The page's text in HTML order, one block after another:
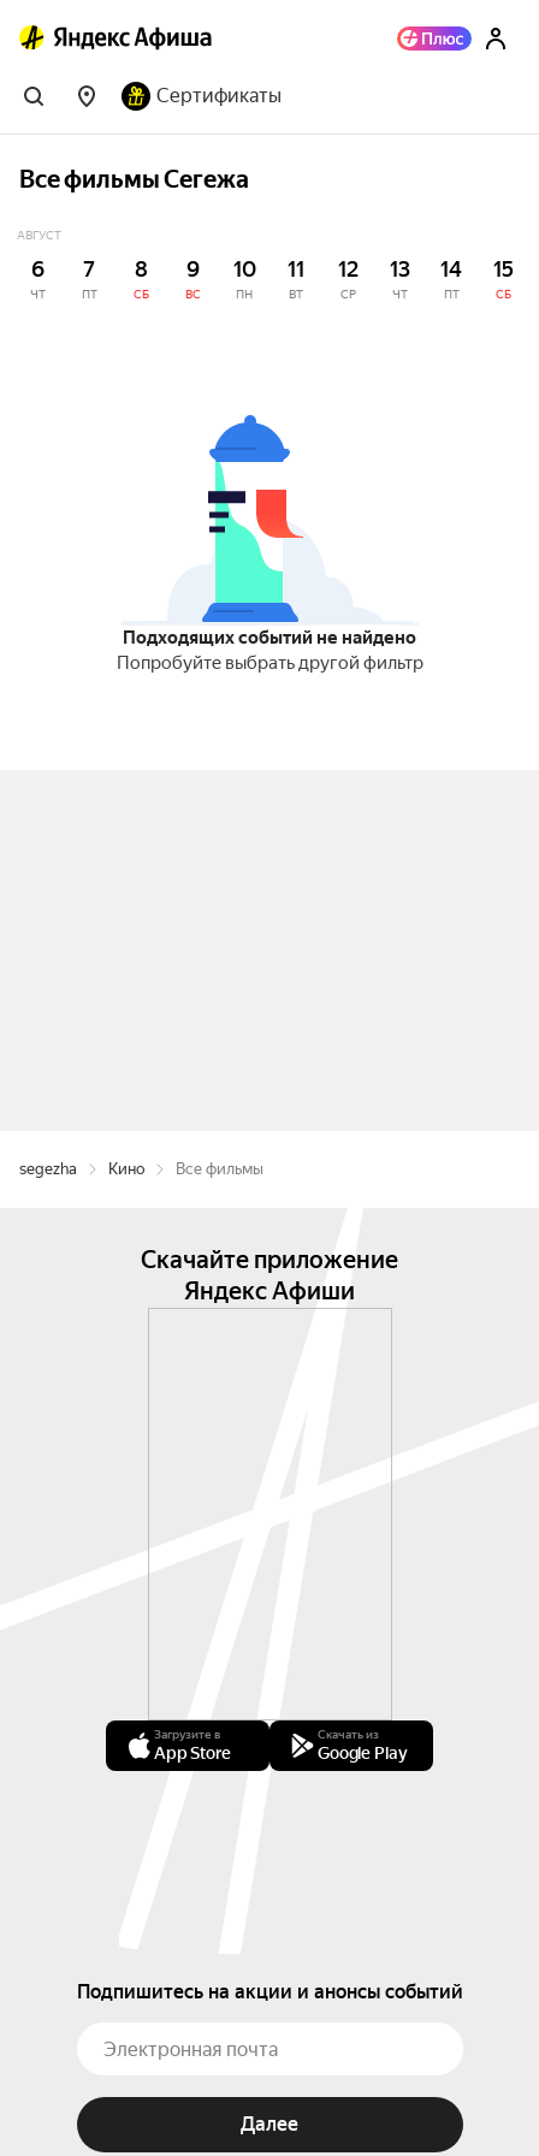
Сертификаты
Все фильмы Сегежа
АВГУСТ
6
ЧТ
7
ПТ
8
СБ
9
ВС
10
ПН
11
ВТ
12
СР
13
ЧТ
14
ПТ
15
СБ
Подходящих событий не найдено
Попробуйте выбрать другой фильтр
segezha Кино Все фильмы
Скачайте приложение
Яндекс Афиши
Загрузите в
App Store
Скачать из
Google Play
Подпишитесь на акции и анонсы событий
Далее